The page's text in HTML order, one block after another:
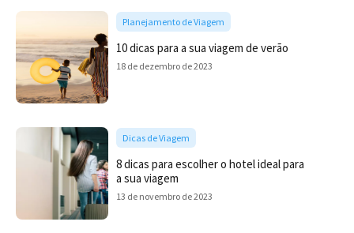
Planejamento de Viagem
10 dicas para a sua viagem de verão
18 de dezembro de 2023
Dicas de Viagem
8 dicas para escolher o hotel ideal para
a sua viagem
13 de novembro de 2023